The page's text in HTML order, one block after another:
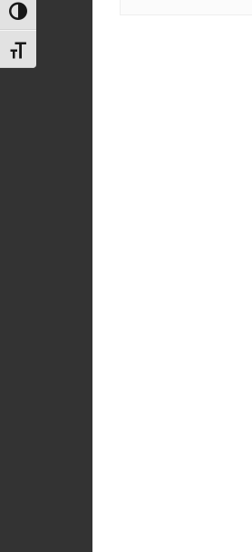
Toggle High Contrast
Toggle Font size